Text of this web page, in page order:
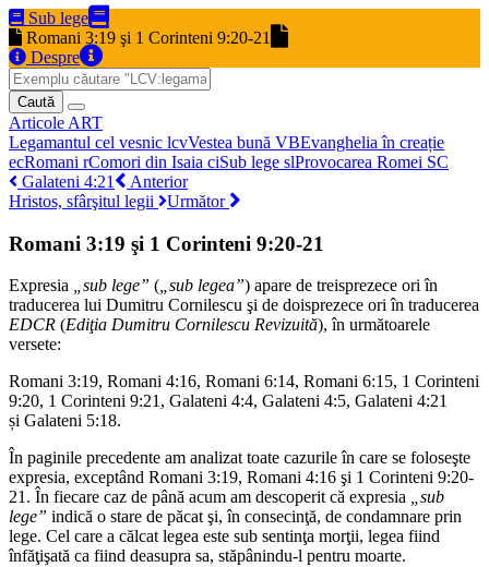
Sub lege
Romani 3:19 şi 1 Corinteni 9:20-21
Despre
Caută
Articole ART
Legamantul cel vesnic lcvVestea bună VBEvanghelia în creație
ecRomani rComori din Isaia ciSub lege slProvocarea Romei SC
Galateni 4:21
Anterior
Hristos, sfârşitul legii
Următor
Romani 3:19 şi 1 Corinteni 9:20-21
Expresia „sub lege” („sub legea”) apare de treisprezece ori în
traducerea lui Dumitru Cornilescu şi de doisprezece ori în traducerea
EDCR (Ediţia Dumitru Cornilescu Revizuită), în următoarele
versete:
Romani 3:19, Romani 4:16, Romani 6:14, Romani 6:15, 1 Corinteni
9:20, 1 Corinteni 9:21, Galateni 4:4, Galateni 4:5, Galateni 4:21
și Galateni 5:18.
În paginile precedente am analizat toate cazurile în care se foloseşte
expresia, exceptând Romani 3:19, Romani 4:16 şi 1 Corinteni 9:20-
21. În fiecare caz de până acum am descoperit că expresia „sub
lege” indică o stare de păcat şi, în consecinţă, de condamnare prin
lege. Cel care a călcat legea este sub sentinţa morţii, legea fiind
înfăţişată ca fiind deasupra sa, stăpânindu-l pentru moarte.